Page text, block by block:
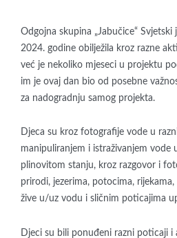
Odgojna skupina „Jabučice“
2024. godine obilježila kroz razne
već je nekoliko mjeseci u projektu
im je ovaj dan bio od posebne
za nadogradnju samog projekta.
Djeca su kroz fotografije vode u
manipuliranjem i istraživanjem vode
plinovitom stanju, kroz razgovor i
prirodi, jezerima, potocima,
žive u/uz vodu i sličnim poticajima
Djeci su bili ponuđeni razni poticaji